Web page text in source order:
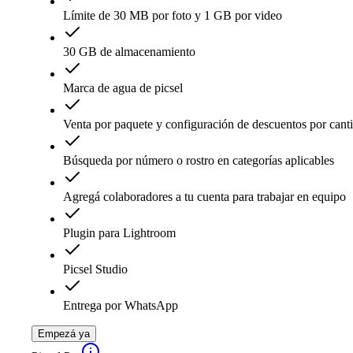
Límite de 30 MB por foto y 1 GB por video
30 GB de almacenamiento
Marca de agua de picsel
Venta por paquete y configuración de descuentos por
Búsqueda por número o rostro en categorías aplicables
Agregá colaboradores a tu cuenta para trabajar en equipo
Plugin para Lightroom
Picsel Studio
Entrega por WhatsApp
Empezá ya